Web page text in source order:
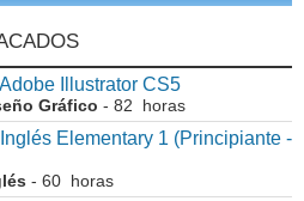
Illustrator CS5
Gráfico - 82 horas
Elementary 1 (Principiante -
- 60 horas